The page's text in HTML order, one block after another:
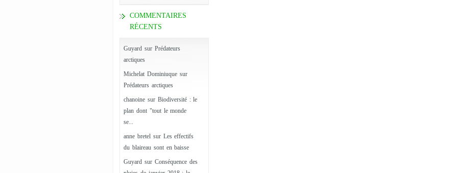
COMMENTAIRES
RÉCENTS
Guyard sur Prédateurs
arctiques
Michelat Dominiuquesur
Prédateurs arctiques
chanoine sur Biodiversité : le
plan dont "tout le monde
se...
anne bretelsur Les effectifs
du blaireau sont en baisse
Guyard sur Conséquence des